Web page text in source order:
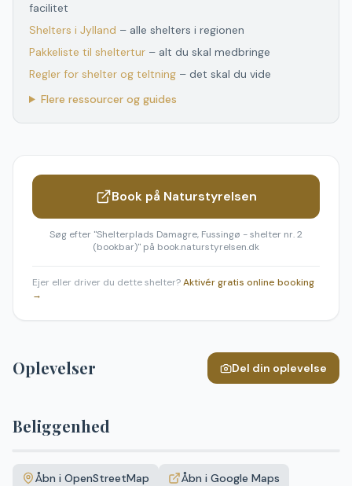
facilitet
Shelters i Jylland – alle shelters i regionen
Pakkeliste til sheltertur – alt du skal medbringe
Regler for shelter og teltning – det skal du vide
Flere ressourcer og guides
Book på Naturstyrelsen
Søg efter "Shelterplads Damagre, Fussingø - shelter nr. 2
(bookbar)" på book.naturstyrelsen.dk
Ejer eller driver du dette shelter?Aktivér gratis online booking
→
Oplevelser Del din oplevelse
Beliggenhed
+Åbn i OpenStreetMap Åbn i Google Maps